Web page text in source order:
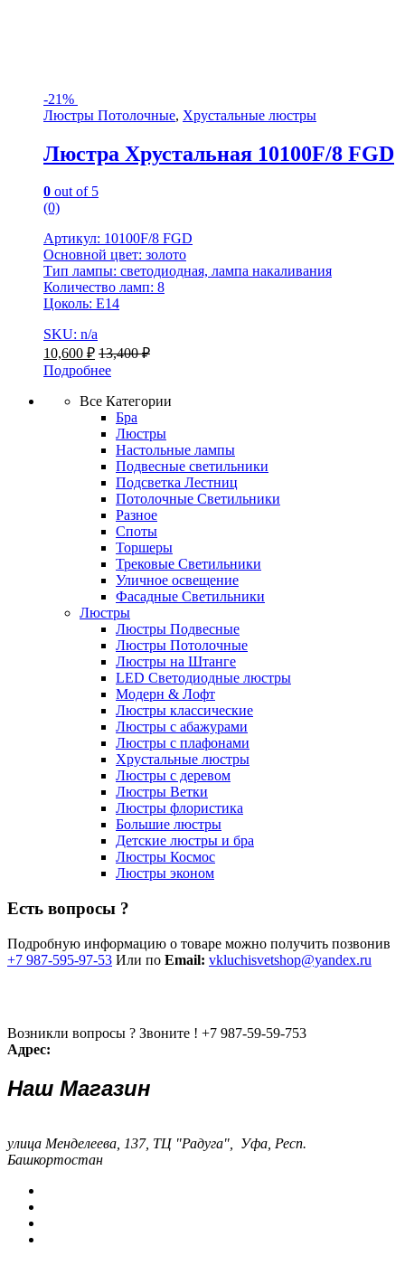
-21%
Люстры Потолочные, Хрустальные люстры
Люстра Хрустальная 10100F/8 FGD
0 out of 5
(0)
Артикул: 10100F/8 FGD
Основной цвет: золото
Тип лампы: светодиодная, лампа накаливания
Количество ламп: 8
Цоколь: Е14
SKU: n/a
10,600 ₽ 13,400₽
Подробнее
Все Категории
Бра
Люстры
Настольные лампы
Подвесные светильники
Подсветка Лестниц
Потолочные Светильники
Разное
Споты
Торшеры
Трековые Светильники
Уличное освещение
Фасадные Светильники
Люстры
Люстры Подвесные
Люстры Потолочные
Люстры на Штанге
LED Светодиодные люстры
Модерн & Лофт
Люстры классические
Люстры с абажурами
Люстры с плафонами
Хрустальные люстры
Люстры с деревом
Люстры Ветки
Люстры флористика
Большие люстры
Детские люстры и бра
Люстры Космос
Люстры эконом
Есть вопросы ?
Подробную информацию о товаре можно получить позвонив
+7 987-595-97-53 Или по Email: vkluchisvetshop@yandex.ru
Возникли вопросы ? Звоните ! +7 987-59-59-753
Адрес:
Наш Магазин
улица Менделеева, 137, ТЦ "Радуга", Уфа, Респ.
Башкортостан